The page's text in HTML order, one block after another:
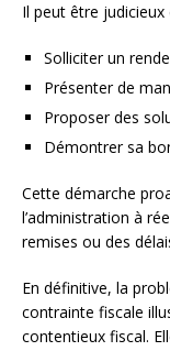
Il peut être judicieux
Solliciter un
Présenter de
Proposer des
Démontrer sa
Cette démarche
l’administration à
remises ou des
En définitive, la
contrainte fiscale
contentieux fiscal.